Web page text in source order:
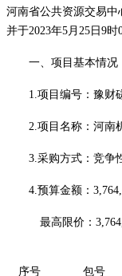
河南省公共资源交易中
并于2023年5月 25 日 9时
一、项目基本情况
1.项目编号： 豫财
2.项目名称： 河南
3.采购方式： 竞争
4.预算金额：
最高限价：
序号 包号